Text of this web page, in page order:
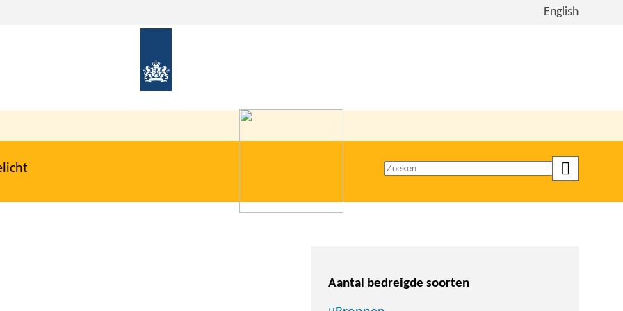
Bekijk
English
Zoeken
Aantal bedreigde soorten